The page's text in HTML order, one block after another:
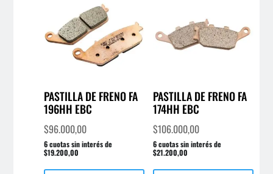
PASTILLA DE FRENO FA
196HH EBC
$96.000,00
6 cuotas sin interés de
$19.200,00
PASTILLA DE FRENO FA
174HH EBC
$106.000,00
6 cuotas sin interés de
$21.200,00